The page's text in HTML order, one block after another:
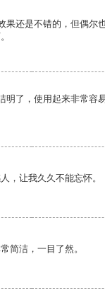
果还是不错的，但偶尔
明了，使用起来非常容
，让我久久不能忘怀。
简洁，一目了然。